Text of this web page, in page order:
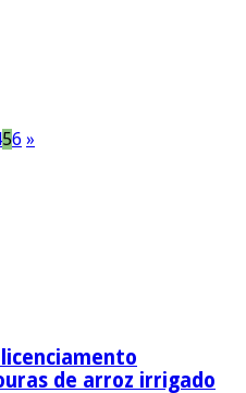
56 »
de arroz irrigado